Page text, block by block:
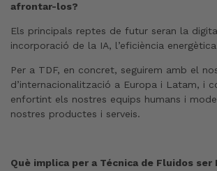
afrontar-los?
Els principals reptes de futur seran la
incorporació de la IA, l’eficiència
Per a TDF, en concret, seguirem amb el
d’internacionalització a Europa i Latam, i
enfortint els nostres equips humans i
nostres productes i serveis.
Què implica per a Técnica de Fluidos